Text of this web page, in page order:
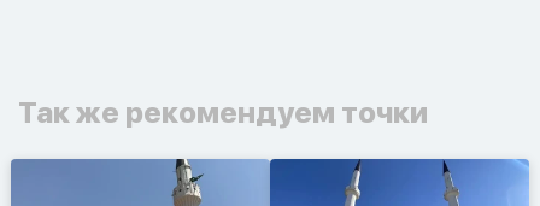
Так же рекомендуем точки